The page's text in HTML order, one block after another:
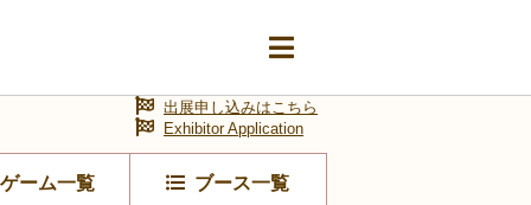
ゲーム一覧 ブース一覧
出展申し込みはこちら
Exhibitor Application